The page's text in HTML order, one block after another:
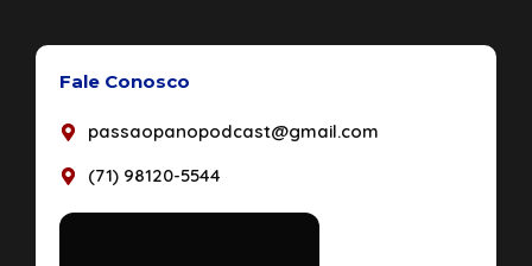
Fale Conosco
passaopanopodcast@gmail.com
(71) 98120-5544